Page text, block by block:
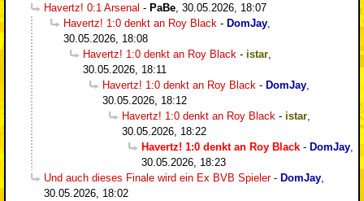
Havertz! 0:1 Arsenal - PaBe, 30.05.2026, 18:07
Havertz! 1:0 denkt an Roy Black - DomJay,
30.05.2026, 18:08
Havertz! 1:0 denkt an Roy Black - istar,
30.05.2026, 18:11
Havertz! 1:0 denkt an Roy Black - DomJay,
30.05.2026, 18:12
Havertz! 1:0 denkt an Roy Black - istar,
30.05.2026, 18:22
Havertz! 1:0 denkt an Roy Black - DomJay,
30.05.2026, 18:23
Und auch dieses Finale wird ein Ex BVB Spieler- DomJay,
30.05.2026, 18:02